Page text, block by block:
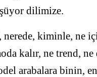
dilimize.
nerede, kiminle, ne
kalır, ne trend,
arabalara binin,